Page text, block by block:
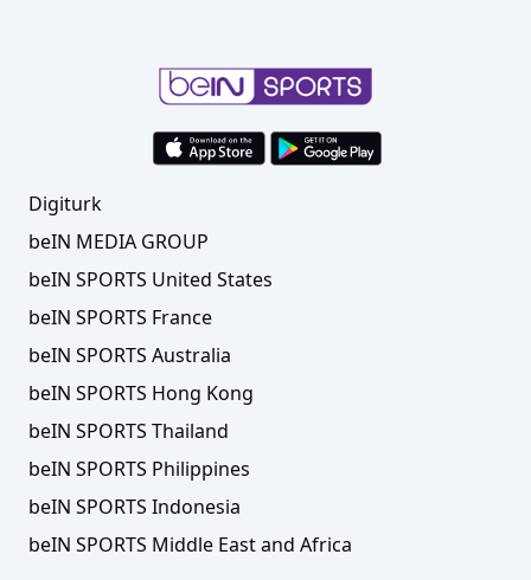
Digiturk
beIN MEDIA GROUP
beIN SPORTS United States
beIN SPORTS France
beIN SPORTS Australia
beIN SPORTS Hong Kong
beIN SPORTS Thailand
beIN SPORTS Philippines
beIN SPORTS Indonesia
beIN SPORTS Middle East and Africa